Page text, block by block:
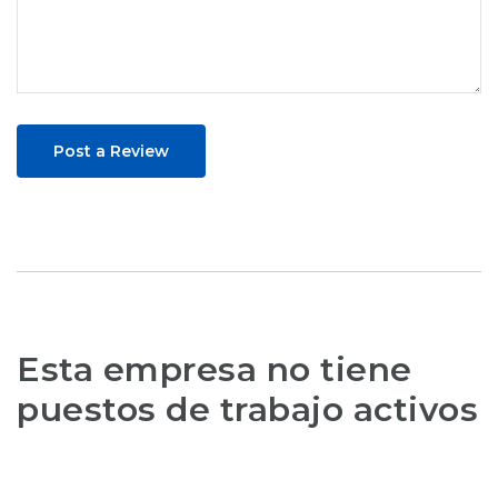
Post a Review
Esta empresa no tiene
puestos de trabajo activos